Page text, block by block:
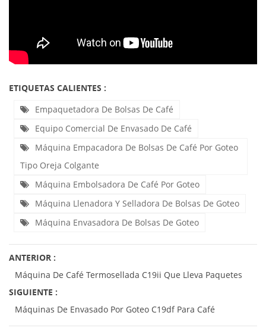
ETIQUETAS CALIENTES :
Empaquetadora De Bolsas De Café
Equipo Comercial De Envasado De Café
Máquina Empacadora De Bolsas De Café Por Goteo
Tipo Oreja Colgante
Máquina Embolsadora De Café Por Goteo
Máquina Llenadora Y Selladora De Bolsas De Goteo
Máquina Envasadora De Bolsas De Goteo
ANTERIOR :
Máquina De Café Termosellada C19ii Que Lleva Paquetes
SIGUIENTE :
Máquinas De Envasado Por Goteo C19df Para Café